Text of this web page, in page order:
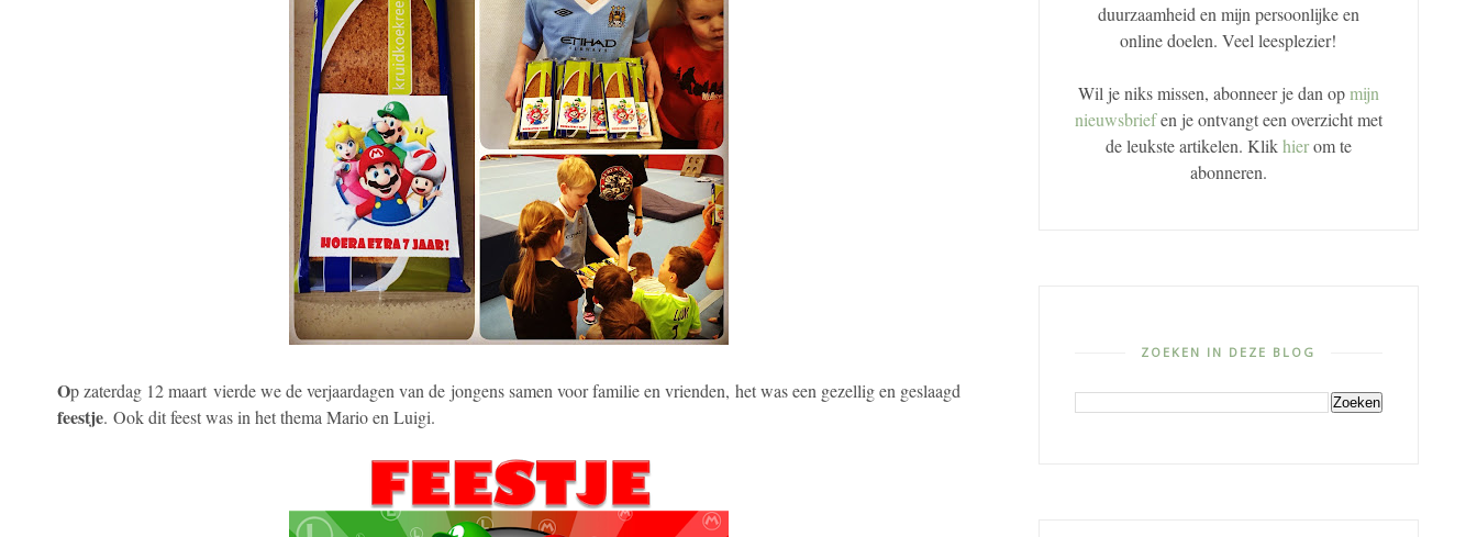
Op zaterdag 12 maart vierde we de verjaardagen van de jongens samen voor familie en vrienden, het was een gezellig en geslaagd
feestje. Ook dit feest was in het thema Mario en Luigi.
duurzaamheid en mijn persoonlijke en
online doelen. Veel leesplezier!
Wil je niks missen, abonneer je dan opmijn
nieuwsbriefen je ontvangt een overzicht met
de leukste artikelen. Klikhierom te
abonneren.
ZOEKEN IN DEZE BLOG